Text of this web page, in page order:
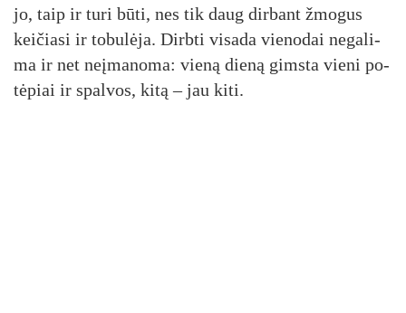
jo, taip ir tu­ri bū­ti, nes tik daug dir­bant žmo­gus
kei­čia­si ir to­bu­lė­ja. Dirb­ti vi­sa­da vie­no­dai ne­ga­li­
ma ir net neį­ma­no­ma: vie­ną die­ną gims­ta vie­ni po­
tė­piai ir spal­vos, ki­tą – jau ki­ti.